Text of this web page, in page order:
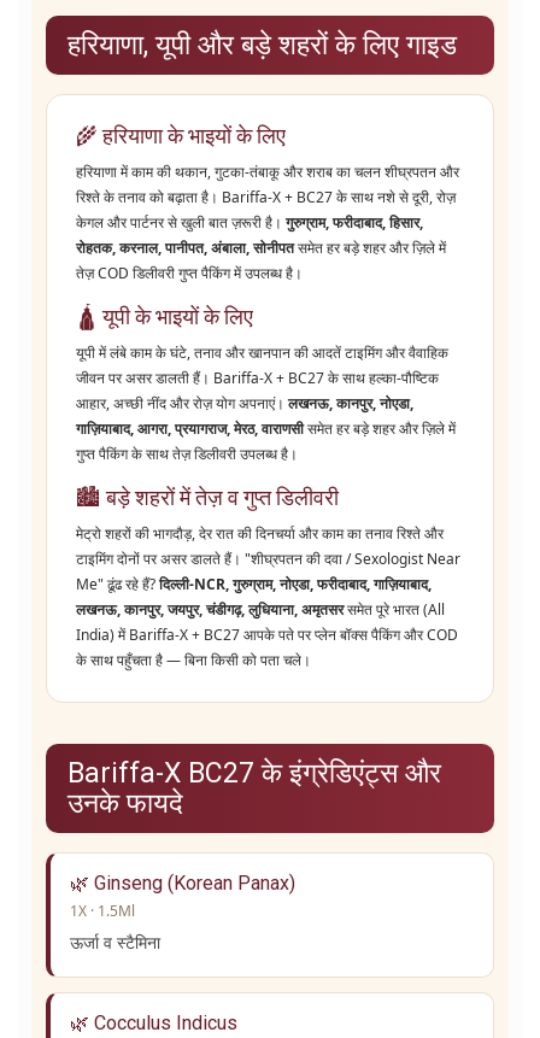
हरियाणा, यूपी और बड़े शहरों के लिए गाइड
🌾 हरियाणा के भाइयों के लिए
हरियाणा में काम की थकान, गुटका-तंबाकू और शराब का चलन शीघ्रपतन और
रिश्ते के तनाव को बढ़ाता है। Bariffa-X + BC27 के साथ नशे से दूरी, रोज़
केगल और पार्टनर से खुली बात ज़रूरी है। गुरुग्राम, फरीदाबाद, हिसार,
रोहतक, करनाल, पानीपत, अंबाला, सोनीपतसमेत हर बड़े शहर और ज़िले में
तेज़ COD डिलीवरी गुप्त पैकिंग में उपलब्ध है।
🛕 यूपी के भाइयों के लिए
यूपी में लंबे काम के घंटे, तनाव और खानपान की आदतें टाइमिंग और वैवाहिक
जीवन पर असर डालती हैं। Bariffa-X + BC27 के साथ हल्का-पौष्टिक
आहार, अच्छी नींद और रोज़ योग अपनाएं। लखनऊ, कानपुर, नोएडा,
गाज़ियाबाद, आगरा, प्रयागराज, मेरठ, वाराणसीसमेत हर बड़े शहर और ज़िले में
गुप्त पैकिंग के साथ तेज़ डिलीवरी उपलब्ध है।
🏙️ बड़े शहरों में तेज़ व गुप्त डिलीवरी
मेट्रो शहरों की भागदौड़, देर रात की दिनचर्या और काम का तनाव रिश्ते और
टाइमिंग दोनों पर असर डालते हैं। "शीघ्रपतन की दवा / Sexologist Near
Me" ढूंढ रहे हैं?दिल्ली-NCR, गुरुग्राम, नोएडा, फरीदाबाद, गाज़ियाबाद,
लखनऊ, कानपुर, जयपुर, चंडीगढ़, लुधियाना, अमृतसरसमेत पूरे भारत (All
India) में Bariffa-X + BC27 आपके पते पर प्लेन बॉक्स पैकिंग और COD
के साथ पहुँचता है — बिना किसी को पता चले।
Bariffa-X BC27 के इंग्रेडिएंट्स और
उनके फायदे
🌿 Ginseng (Korean Panax)
1X · 1.5Ml
ऊर्जा व स्टैमिना
🌿 Cocculus Indicus